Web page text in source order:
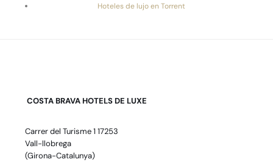
Hoteles de lujo en Torrent
COSTA BRAVA HOTELS DE LUXE
Carrer del Turisme 1 17253
Vall-llobrega
(Girona-Catalunya)